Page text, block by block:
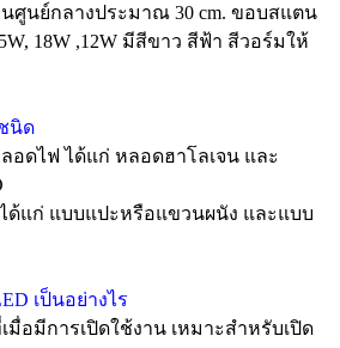
ศูนย์กลางประมาณ 30 cm. ขอบสแตน
18W ,12W มีสีขาว สีฟ้า สีวอร์มให้
นิด
ดไฟ ได้แก่ หลอดฮาโลเจน และ
แก่ แบบแปะหรือแขวนผนัง และแบบ
เป็นอย่างไร
อมีการเปิดใช้งาน เหมาะสำหรับเปิด